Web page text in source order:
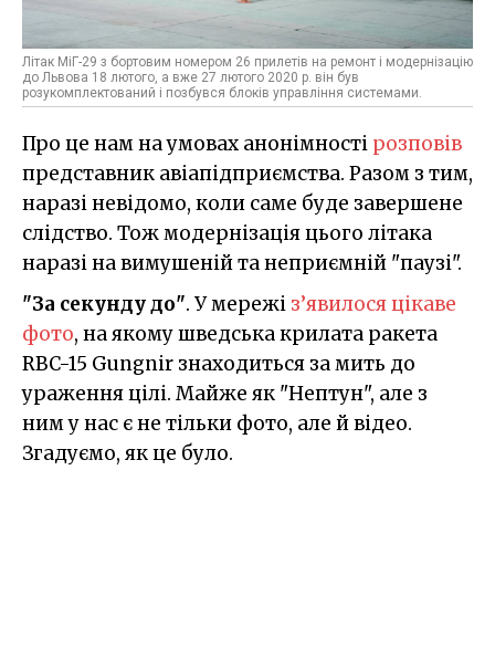
Літак МіГ-29 з бортовим номером 26 прилетів на ремонт і модернізацію
до Львова 18 лютого, а вже 27 лютого 2020 р. він був
розукомплектований і позбувся блоків управління системами.
Про це нам на умовах анонімності розповів
представник авіапідприємства. Разом з тим,
наразі невідомо, коли саме буде завершене
слідство. Тож модернізація цього літака
наразі на вимушеній та неприємній "паузі".
"За секунду до". У мережі з’явилося цікаве
фото, на якому шведська крилата ракета
RBC-15 Gungnir знаходиться за мить до
ураження цілі. Майже як "Нептун", але з
ним у нас є не тільки фото, але й відео.
Згадуємо, як це було.